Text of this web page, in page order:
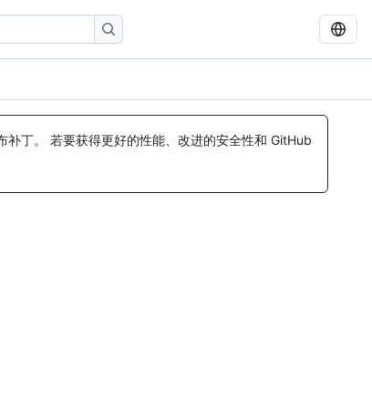
丁。 若要获得更好的性能、改进的安全性和 GitHub